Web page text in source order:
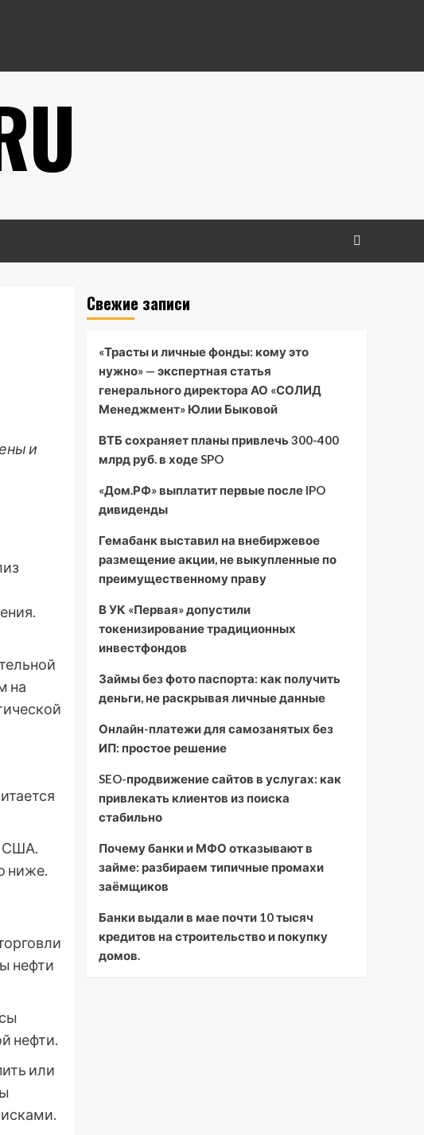
и
на
США.
ниже.
нефти
нефти.
или
Свежие записи
«Трасты и личные фонды: кому это
нужно» — экспертная статья
генерального директора АО «СОЛИД
Менеджмент» Юлии Быковой
ВТБ сохраняет планы привлечь 300-400
млрд руб. в ходе SPO
«Дом.РФ» выплатит первые после IPO
дивиденды
Гемабанк выставил на внебиржевое
размещение акции, не выкупленные по
преимущественному праву
В УК «Первая» допустили
токенизирование традиционных
инвестфондов
Займы без фото паспорта: как получить
деньги, не раскрывая личные данные
Онлайн-платежи для самозанятых без
ИП: простое решение
SEO-продвижение сайтов в услугах: как
привлекать клиентов из поиска
стабильно
Почему банки и МФО отказывают в
займе: разбираем типичные промахи
заёмщиков
Банки выдали в мае почти 10 тысяч
кредитов на строительство и покупку
домов.